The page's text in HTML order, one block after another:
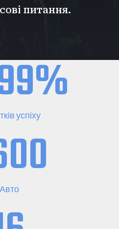
питання.
%
успіху
Авто